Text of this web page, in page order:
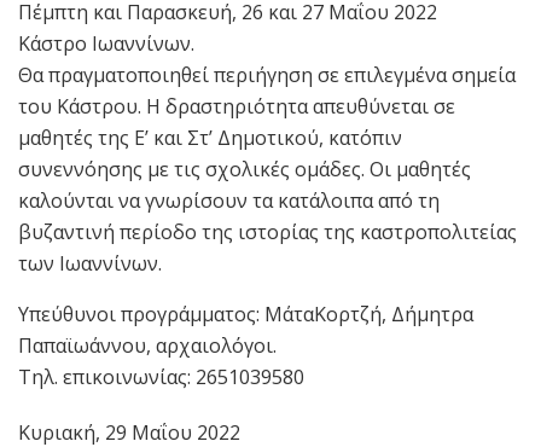
Πέμπτη και Παρασκευή, 26 και 27 Μαΐου 2022
Κάστρο Ιωαννίνων.
Θα πραγματοποιηθεί περιήγηση σε επιλεγμένα σημεία
του Κάστρου. Η δραστηριότητα απευθύνεται σε
μαθητές της Ε’ και Στ’ Δημοτικού, κατόπιν
συνεννόησης με τις σχολικές ομάδες. Οι μαθητές
καλούνται να γνωρίσουν τα κατάλοιπα από τη
βυζαντινή περίοδο της ιστορίας της καστροπολιτείας
των Ιωαννίνων.
Υπεύθυνοι προγράμματος: ΜάταΚορτζή, Δήμητρα
Παπαϊωάννου, αρχαιολόγοι.
Τηλ. επικοινωνίας: 2651039580
Κυριακή, 29 Μαΐου 2022